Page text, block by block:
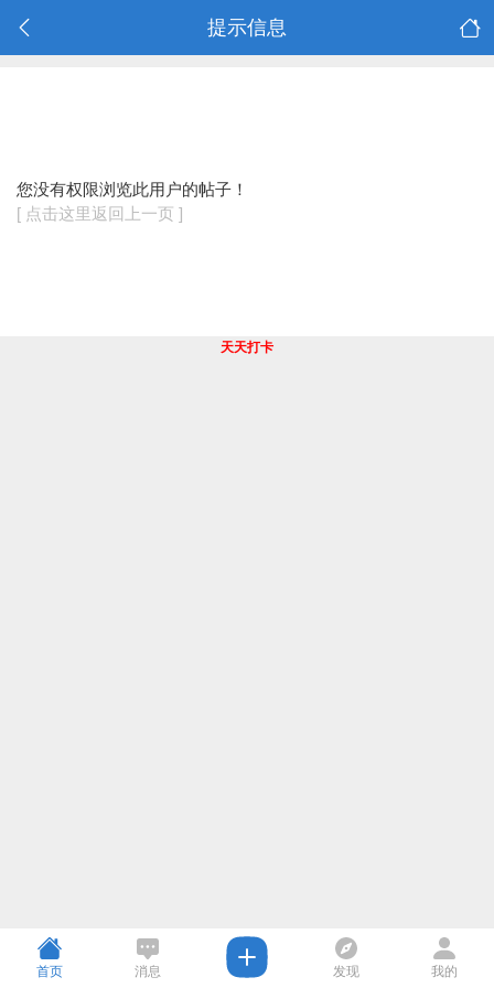
提示信息
您没有权限浏览此用户的帖子！
[ 点击这里返回上一页 ]
天天打卡
首页 消息 发现 我的